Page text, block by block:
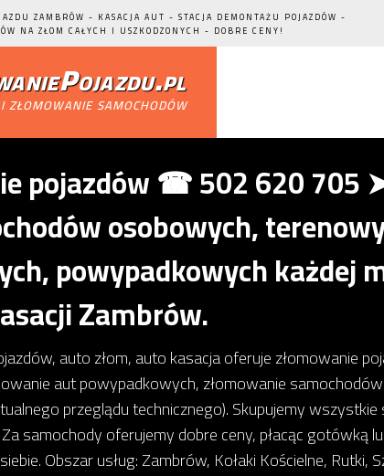
ZAMBRÓW - KASACJA AUT - STACJA DEMONTAŻU POJAZDÓW -
NA ZŁOM CAŁYCH I USZKODZONYCH - DOBRE CENY!
złomowanie samochodów
pojazdów ☎ 502 620 705
osobowych,
powypadkowych każdej
Zambrów.
auto złom, auto kasacja oferuje złomowanie
aut powypadkowych, złomowanie
przeglądu technicznego). Skupujemy
samochody oferujemy dobre ceny, płacąc
Obszar usług: Zambrów, Kołaki Kościelne, Rutki,